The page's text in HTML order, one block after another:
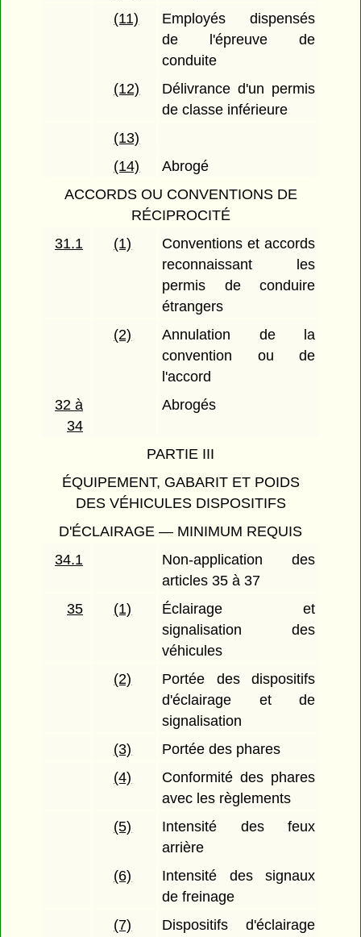
(11)
Employés dispensés
de l'épreuve de
conduite
(12)
Délivrance d'un permis
de classe inférieure
(13)
(14)
Abrogé
ACCORDS OU CONVENTIONS DE
RÉCIPROCITÉ
31.1
(1)
Conventions et accords
reconnaissant les
permis de conduire
étrangers
(2)
Annulation de la
convention ou de
l'accord
32 à
34
Abrogés
PARTIE III
ÉQUIPEMENT, GABARIT ET POIDS
DES VÉHICULES DISPOSITIFS
D'ÉCLAIRAGE — MINIMUM REQUIS
34.1
Non-application des
articles 35 à 37
35
(1)
Éclairage et
signalisation des
véhicules
(2)
Portée des dispositifs
d'éclairage et de
signalisation
(3)
Portée des phares
(4)
Conformité des phares
avec les règlements
(5)
Intensité des feux
arrière
(6)
Intensité des signaux
de freinage
(7)
Dispositifs d'éclairage